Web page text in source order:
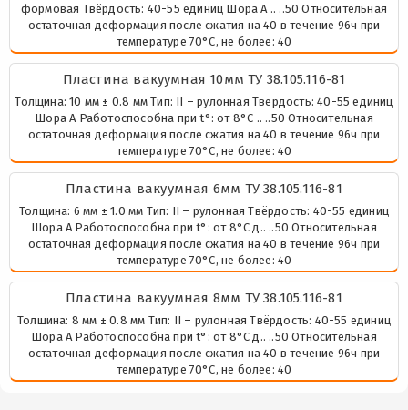
формовая Твёрдость: 40-55 единиц Шора А .. ..50 Относительная
остаточная деформация после сжатия на 40 в течение 96ч при
температуре 70°С, не более: 40
Пластина вакуумная 10мм ТУ 38.105.116-81
Толщина: 10 мм ± 0.8 мм Тип: II – рулонная Твёрдость: 40-55 единиц
Шора А Работоспособна при t°: от 8°С .. ..50 Относительная
остаточная деформация после сжатия на 40 в течение 96ч при
температуре 70°С, не более: 40
Пластина вакуумная 6мм ТУ 38.105.116-81
Толщина: 6 мм ± 1.0 мм Тип: II – рулонная Твёрдость: 40-55 единиц
Шора А Работоспособна при t°: от 8°С д.. ..50 Относительная
остаточная деформация после сжатия на 40 в течение 96ч при
температуре 70°С, не более: 40
Пластина вакуумная 8мм ТУ 38.105.116-81
Толщина: 8 мм ± 0.8 мм Тип: II – рулонная Твёрдость: 40-55 единиц
Шора А Работоспособна при t°: от 8°С д.. ..50 Относительная
остаточная деформация после сжатия на 40 в течение 96ч при
температуре 70°С, не более: 40